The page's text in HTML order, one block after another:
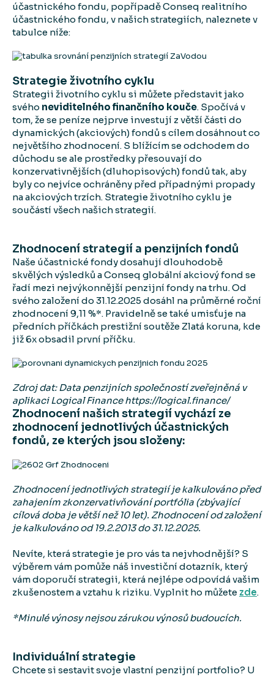
účastnického fondu, popřípadě Conseq realitního
účastnického fondu, v našich strategiích, naleznete v
tabulce níže:
Strategie životního cyklu
Strategii životního cyklu si můžete představit jako
svého neviditelného finančního kouče. Spočívá v
tom, že se peníze nejprve investují z větší části do
dynamických (akciových) fondů s cílem dosáhnout co
největšího zhodnocení. S blížícím se odchodem do
důchodu se ale prostředky přesouvají do
konzervativnějších (dluhopisových) fondů tak, aby
byly co nejvíce ochráněny před případnými propady
na akciových trzích. Strategie životního cyklu je
součástí všech našich strategií.
Zhodnocení strategií a penzijních fondů
Naše účastnické fondy dosahují dlouhodobě
skvělých výsledků a Conseq globální akciový fond se
řadí mezi nejvýkonnější penzijní fondy na trhu. Od
svého založení do 31.12.2025 dosáhl na průměrné roční
zhodnocení 9,11 %*. Pravidelně se také umisťuje na
předních příčkách prestižní soutěže Zlatá koruna, kde
již 6x obsadil první příčku.
Zdroj dat: Data penzijních společností zveřejněná v
aplikaci Logical Finance https://logical.finance/
Zhodnocení našich strategií vychází ze
zhodnocení jednotlivých účastnických
fondů, ze kterých jsou složeny:
Zhodnocení jednotlivých strategií je kalkulováno před
zahajením zkonzervativňování portfólia (zbývající
cílová doba je větší než 10 let). Zhodnocení od založení
je kalkulováno od 19.2.2013 do 31.12.2025.
Nevíte, která strategie je pro vás ta nejvhodnější? S
výběrem vám pomůže náš investiční dotazník, který
vám doporučí strategii, která nejlépe odpovídá vašim
zkušenostem a vztahu k riziku. Vyplnit ho můžete zde.
*Minulé výnosy nejsou zárukou výnosů budoucích.
Individuální strategie
Chcete si sestavit svoje vlastní penzijní portfolio? U